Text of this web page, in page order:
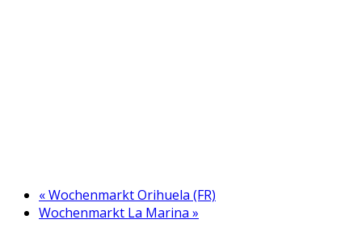
«Wochenmarkt Orihuela (FR)
Wochenmarkt La Marina »